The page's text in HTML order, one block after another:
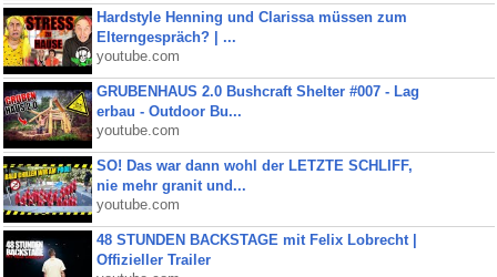
Hardstyle Henning und Clarissa müssen zum
Elterngespräch? | ...
youtube.com
GRUBENHAUS 2.0 Bushcraft Shelter #007 - Lag
erbau - Outdoor Bu...
youtube.com
SO! Das war dann wohl der LETZTE SCHLIFF,
nie mehr granit und...
youtube.com
48 STUNDEN BACKSTAGE mit Felix Lobrecht |
Offizieller Trailer